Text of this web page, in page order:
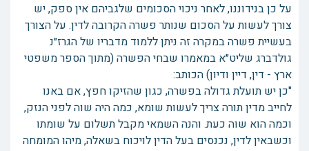
על כן בנידוננו, לאחר ניכוי הסכומים שלגביהם אין ספק, יש
צורך לעשות על הסכום שנותר פשרה הקרובה לדין. על הצורך
בעשיית פשרה במקרה זה ניתן ללמוד מדבריו של הגרז״נ
גולדברג שליט״א במאמרו שבחי הפשרה (מתוך הספר משפטי
ארץ - דין, דיין ודיון) הכותב:
"כן יש תועלת גדולה בפשרה, כגון שהזיקו חפץ, אם באנו
לחייב מדין תורה צריך לעשות שומא, כמה היה שוה לפני הנזק,
וכמה הוא שוה כעת. והנה השמאי מקבל תשלום על שומתו
וכשבאין לדין, נכנסים בעל הדין לויכוח בשאלה, מיהו המומחה